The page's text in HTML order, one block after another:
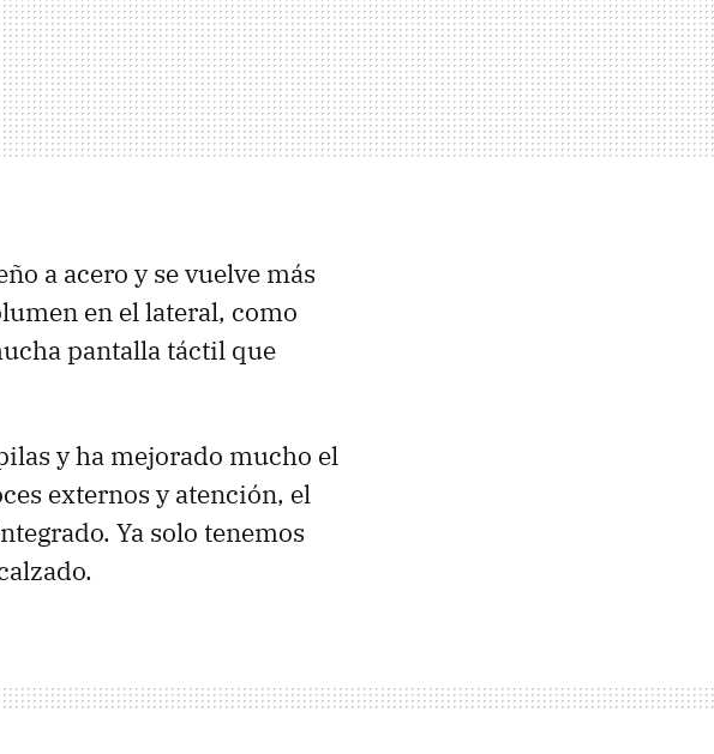
a acero y se vuelve más
en el lateral, como
pantalla táctil que
y ha mejorado mucho el
externos y atención, el
Ya solo tenemos